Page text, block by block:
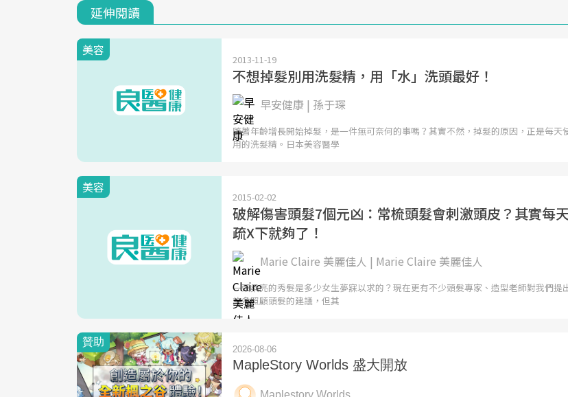
延伸閱讀
美容
2013-11-19
不想掉髮別用洗髮精，用「水」洗頭最好！
早安健康 | 孫于琛
隨著年齡增長開始掉髮，是一件無可奈何的事嗎？其實不然，掉髮的原因，正是每天
用的洗髮精。日本美容醫學
美容
2015-02-02
破解傷害頭髮7個元凶：常梳頭髮會刺激頭皮？其實每天
疏X下就夠了！
Marie Claire 美麗佳人 | Marie Claire 美麗佳人
一頭柔亮的秀髮是多少女生夢寐以求的？現在更有不少頭髮專家、造型老師對我們提
許多照顧頭髮的建議，但其